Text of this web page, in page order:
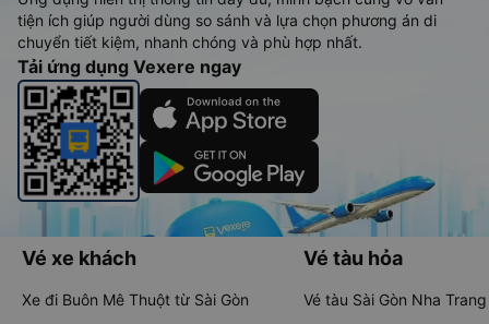
tiện ích giúp người dùng so sánh và lựa chọn phương án di
chuyển tiết kiệm, nhanh chóng và phù hợp nhất.
Tải ứng dụng Vexere ngay
Vé xe khách
Xe đi Buôn Mê Thuột từ Sài Gòn
Vé tàu hỏa
Vé tàu Sài Gòn Nha Trang